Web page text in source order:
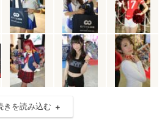
きを読み込む